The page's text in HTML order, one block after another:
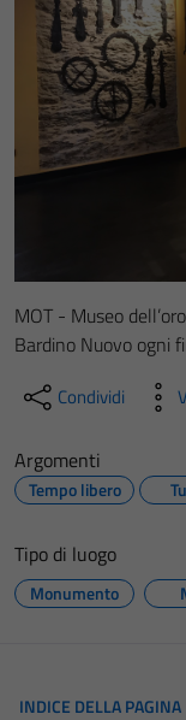
MOT - Museo
Bardino Nuovo ogni
Condividi
Argomenti
Tempo libero
Tipo di luogo
Monumento
INDICE DELLA PAGINA